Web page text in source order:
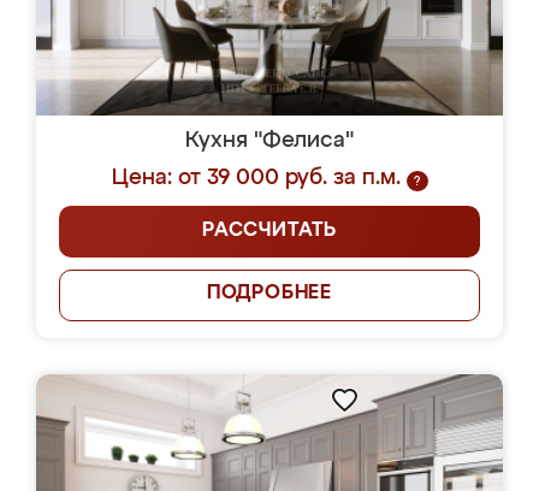
Кухня "Фелиса"
Цена: от 39 000 руб. за п.м.
?
РАССЧИТАТЬ
ПОДРОБНЕЕ